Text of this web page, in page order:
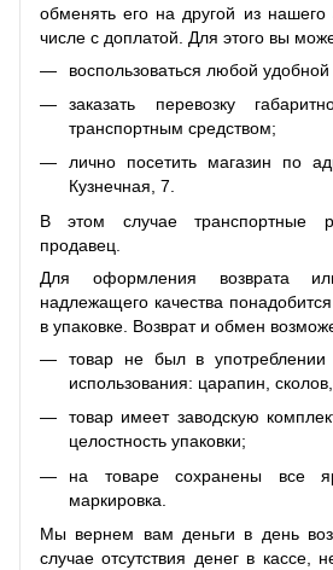
обменять его на другой из нашего
числе с доплатой. Для этого вы
воспользоваться любой
заказать перевозку
транспортным средством;
лично посетить магазин по
Кузнечная, 7.
В этом случае транспортные
продавец.
Для оформления возврата
надлежащего качества
в упаковке. Возврат и обмен
товар не был в
использования: царапин,
товар имеет заводскую
целостность упаковки;
на товаре сохранены все
маркировка.
Мы вернем вам деньги в день
случае отсутствия денег в кассе,